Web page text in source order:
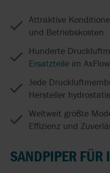
Attraktive
und Betriebskosten
Hunderte
Ersatzteile im
Jede
Hersteller
Weltweit größte
Effizienz und
SANDPIPER FÜR